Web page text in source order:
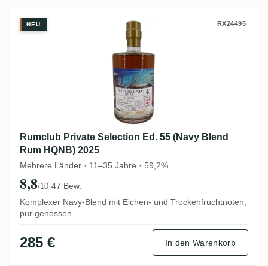
Rumclub Private Selection Ed. 55 (Navy
NEU RX24495
Rumclub Private Selection Ed. 55 (Navy Blend
Rum HQNB) 2025
Mehrere Länder · 11–35 Jahre · 59,2%
8,8/10·47 Bew.
Komplexer Navy-Blend mit Eichen- und Trockenfruchtnoten,
pur genossen
285 € In den Warenkorb